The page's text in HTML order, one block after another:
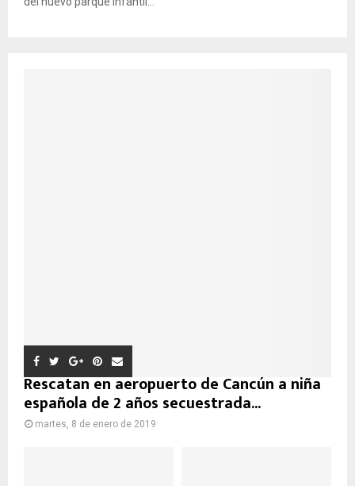
Rescatan en aeropuerto de Cancún a niña
española de 2 años secuestrada...
martes, 8 de enero de 2019